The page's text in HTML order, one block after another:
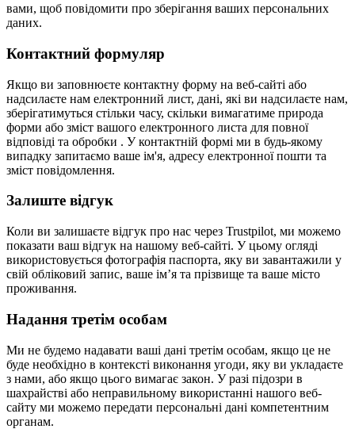
вами, щоб повідомити про зберігання ваших персональних
даних.
Контактний формуляр
Якщо ви заповнюєте контактну форму на веб-сайті або
надсилаєте нам електронний лист, дані, які ви надсилаєте нам,
зберігатимуться стільки часу, скільки вимагатиме природа
форми або зміст вашого електронного листа для повної
відповіді та обробки . У контактній формі ми в будь-якому
випадку запитаємо ваше ім'я, адресу електронної пошти та
зміст повідомлення.
Залиште відгук
Коли ви залишаєте відгук про нас через Trustpilot, ми можемо
показати ваш відгук на нашому веб-сайті. У цьому огляді
використовується фотографія паспорта, яку ви завантажили у
свій обліковий запис, ваше ім’я та прізвище та ваше місто
проживання.
Надання третім особам
Ми не будемо надавати ваші дані третім особам, якщо це не
буде необхідно в контексті виконання угоди, яку ви укладаєте
з нами, або якщо цього вимагає закон. У разі підозри в
шахрайстві або неправильному використанні нашого веб-
сайту ми можемо передати персональні дані компетентним
органам.